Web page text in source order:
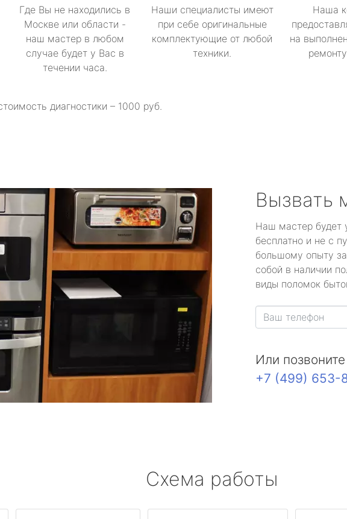
Где Вы не находились в
Москве или области -
наш мастер в любом
случае будет у Вас в
течении часа.
Наши специалисты имеют
при себе оригинальные
комплектующие от любой
техники.
Наша
на
диагностики – 1000 руб.
Вызвать
Наш мастер будет
бесплатно и не с
большому опыту
собой в наличии
виды поломок
Или
+7 (499) 653-
Схема работы